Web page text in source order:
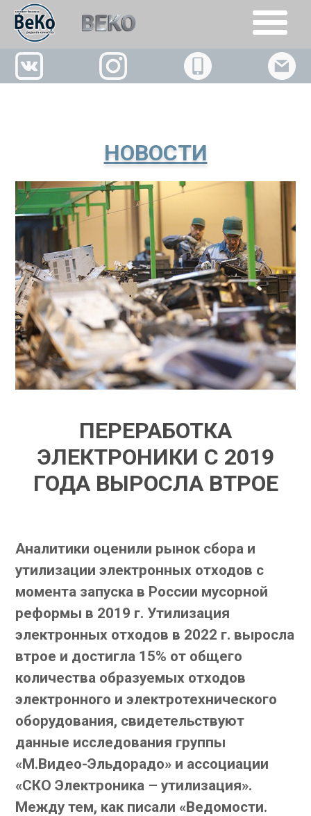
+7(926)509-02-63
НОВОСТИ
ПЕРЕРАБОТКА
ЭЛЕКТРОНИКИ С 2019
ГОДА ВЫРОСЛА ВТРОЕ
Аналитики оценили рынок сбора и
утилизации электронных отходов с
момента запуска в России мусорной
реформы в 2019 г. Утилизация
электронных отходов в 2022 г. выросла
втрое и достигла 15% от общего
количества образуемых отходов
электронного и электротехнического
оборудования, свидетельствуют
данные исследования группы
«М.Видео-Эльдорадо» и ассоциации
«СКО Электроника – утилизация».
Между тем, как писали «Ведомости.